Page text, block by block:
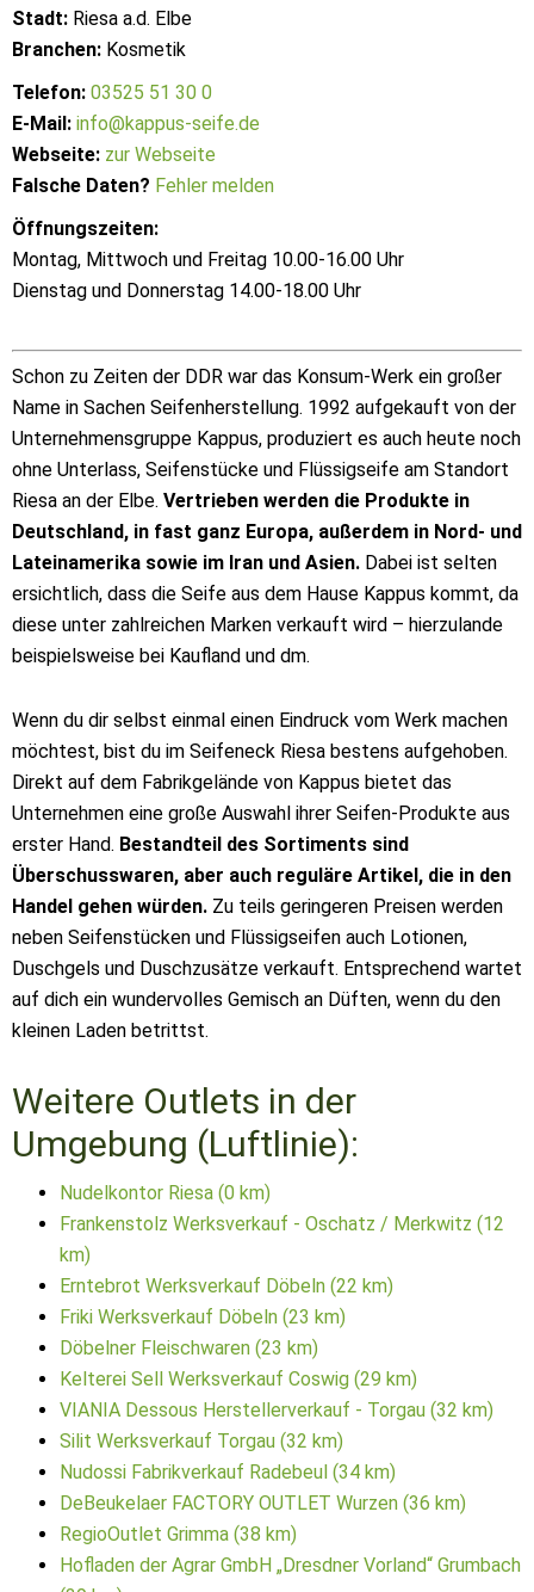
Stadt: Riesa a.d. Elbe
Branchen: Kosmetik
Telefon: 03525 51 30 0
E-Mail: info@kappus-seife.de
Webseite: zur Webseite
Falsche Daten? Fehler melden
Öffnungszeiten:
Montag, Mittwoch und Freitag 10.00-16.00 Uhr
Dienstag und Donnerstag 14.00-18.00 Uhr
Schon zu Zeiten der DDR war das Konsum-Werk ein großer
Name in Sachen Seifenherstellung. 1992 aufgekauft von der
Unternehmensgruppe Kappus, produziert es auch heute noch
ohne Unterlass, Seifenstücke und Flüssigseife am Standort
Riesa an der Elbe. Vertrieben werden die Produkte in
Deutschland, in fast ganz Europa, außerdem in Nord- und
Lateinamerika sowie im Iran und Asien. Dabei ist selten
ersichtlich, dass die Seife aus dem Hause Kappus kommt, da
diese unter zahlreichen Marken verkauft wird – hierzulande
beispielsweise bei Kaufland und dm.
Wenn du dir selbst einmal einen Eindruck vom Werk machen
möchtest, bist du im Seifeneck Riesa bestens aufgehoben.
Direkt auf dem Fabrikgelände von Kappus bietet das
Unternehmen eine große Auswahl ihrer Seifen-Produkte aus
erster Hand. Bestandteil des Sortiments sind
Überschusswaren, aber auch reguläre Artikel, die in den
Handel gehen würden. Zu teils geringeren Preisen werden
neben Seifenstücken und Flüssigseifen auch Lotionen,
Duschgels und Duschzusätze verkauft. Entsprechend wartet
auf dich ein wundervolles Gemisch an Düften, wenn du den
kleinen Laden betrittst.
Weitere Outlets in der
Umgebung (Luftlinie):
Nudelkontor Riesa (0 km)
Frankenstolz Werksverkauf - Oschatz / Merkwitz (12
km)
Erntebrot Werksverkauf Döbeln (22 km)
Friki Werksverkauf Döbeln (23 km)
Döbelner Fleischwaren (23 km)
Kelterei Sell Werksverkauf Coswig (29 km)
VIANIA Dessous Herstellerverkauf - Torgau (32 km)
Silit Werksverkauf Torgau (32 km)
Nudossi Fabrikverkauf Radebeul (34 km)
DeBeukelaer FACTORY OUTLET Wurzen (36 km)
RegioOutlet Grimma (38 km)
Hofladen der Agrar GmbH „Dresdner Vorland“ Grumbach